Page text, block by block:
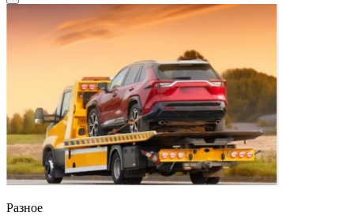
Разное